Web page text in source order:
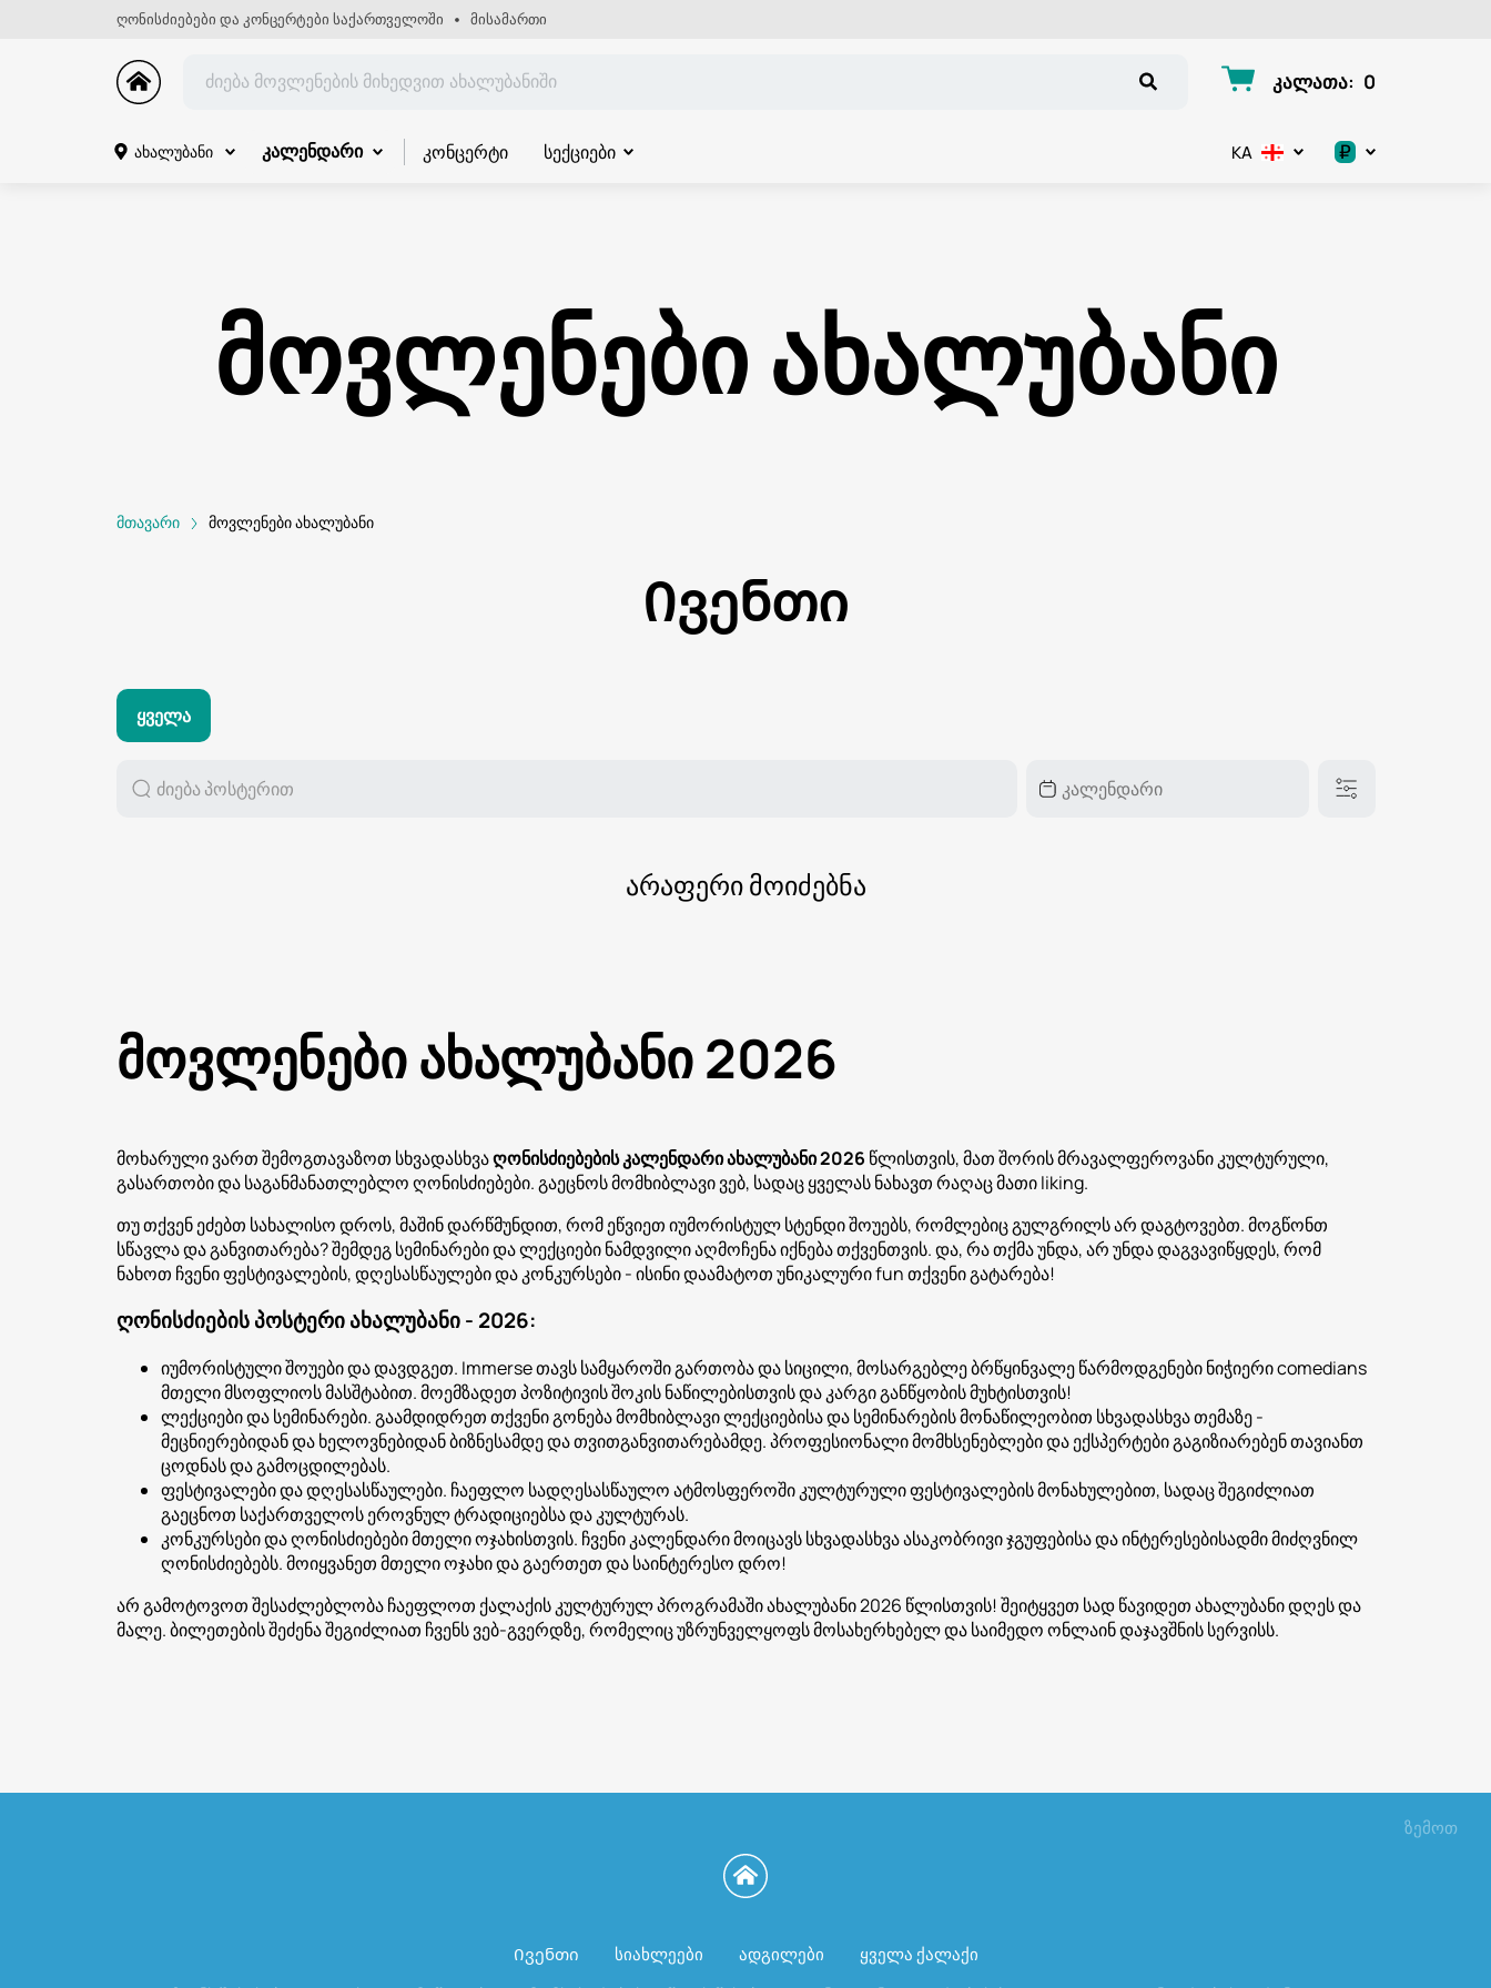
ღონისძიებები და კონცერტები საქართველოში მისამართი
კალათა: 0
ახალუბანი კალენდარი კონცერტი სექციები KA ₽
მოვლენები ახალუბანი
მთავარი მოვლენები ახალუბანი
Ივენთი
Ყველა
არაფერი მოიძებნა
მოვლენები ახალუბანი 2026
მოხარული ვართ შემოგთავაზოთ სხვადასხვაღონისძიებების კალენდარი ახალუბანი 2026 წლისთვის, მათ შორის მრავალფეროვანი კულტურული,
გასართობი და საგანმანათლებლო ღონისძიებები. გაეცნოს მომხიბლავი ვებ, სადაც ყველას ნახავთ რაღაც მათი liking.
თუ თქვენ ეძებთ სახალისო დროს, მაშინ დარწმუნდით, რომ ეწვიეთ იუმორისტულ სტენდი შოუებს, რომლებიც გულგრილს არ დაგტოვებთ. მოგწონთ
სწავლა და განვითარება? შემდეგ სემინარები და ლექციები ნამდვილი აღმოჩენა იქნება თქვენთვის. და, რა თქმა უნდა, არ უნდა დაგვავიწყდეს, რომ
ნახოთ ჩვენი ფესტივალების, დღესასწაულები და კონკურსები - ისინი დაამატოთ უნიკალური fun თქვენი გატარება!
ღონისძიების პოსტერი ახალუბანი - 2026:
იუმორისტული შოუები და დავდგეთ. Immerse თავს სამყაროში გართობა და სიცილი, მოსარგებლე ბრწყინვალე წარმოდგენები ნიჭიერი comedians
მთელი მსოფლიოს მასშტაბით. მოემზადეთ პოზიტივის შოკის ნაწილებისთვის და კარგი განწყობის მუხტისთვის!
ლექციები და სემინარები. გაამდიდრეთ თქვენი გონება მომხიბლავი ლექციებისა და სემინარების მონაწილეობით სხვადასხვა თემაზე -
მეცნიერებიდან და ხელოვნებიდან ბიზნესამდე და თვითგანვითარებამდე. პროფესიონალი მომხსენებლები და ექსპერტები გაგიზიარებენ თავიანთ
ცოდნას და გამოცდილებას.
ფესტივალები და დღესასწაულები. ჩაეფლო სადღესასწაულო ატმოსფეროში კულტურული ფესტივალების მონახულებით, სადაც შეგიძლიათ
გაეცნოთ საქართველოს ეროვნულ ტრადიციებსა და კულტურას.
კონკურსები და ღონისძიებები მთელი ოჯახისთვის. ჩვენი კალენდარი მოიცავს სხვადასხვა ასაკობრივი ჯგუფებისა და ინტერესებისადმი მიძღვნილ
ღონისძიებებს. მოიყვანეთ მთელი ოჯახი და გაერთეთ და საინტერესო დრო!
არ გამოტოვოთ შესაძლებლობა ჩაეფლოთ ქალაქის კულტურულ პროგრამაში ახალუბანი 2026 წლისთვის! შეიტყვეთ სად წავიდეთ ახალუბანი დღეს და
მალე. ბილეთების შეძენა შეგიძლიათ ჩვენს ვებ-გვერდზე, რომელიც უზრუნველყოფს მოსახერხებელ და საიმედო ონლაინ დაჯავშნის სერვისს.
ზემოთ
Ივენთი სიახლეები ადგილები
ყველა ქალაქი